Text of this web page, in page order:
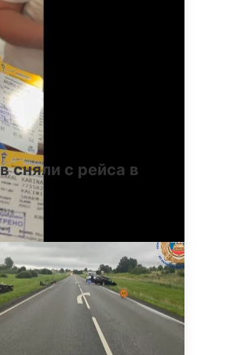
сняли с рейса в